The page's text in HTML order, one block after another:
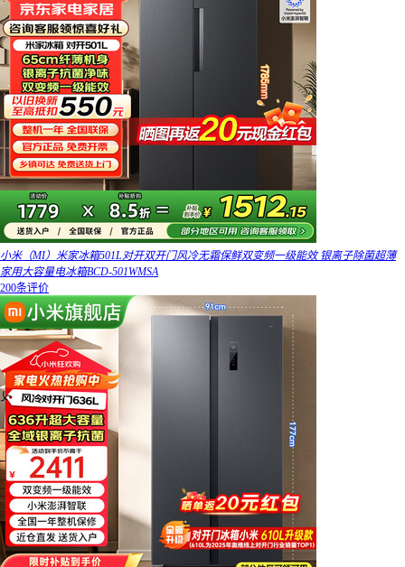
小米（MI）米家冰箱501L对开双开门风冷无霜保鲜双变频一级能效 银离子除菌超薄
家用大容量电冰箱BCD-501WMSA
200条评价